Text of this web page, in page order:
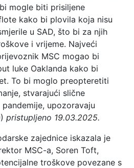
mogle biti prisiljene
kako bi plovila koja nisu
u SAD, što bi za njih
i vrijeme. Najveći
MSC mogao bi
luke Oaklanda kako bi
To bi moglo preopteretiti
stvarajući slične
upozoravaju
pristupljeno 19.03.2025.
zajednice iskazala je
MSC-a, Soren Toft,
troškove povezane s